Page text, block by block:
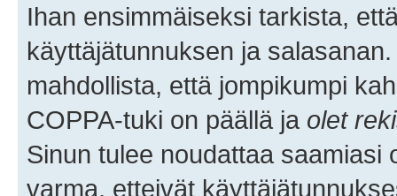
Ihan ensimmäiseksi tarkista,
käyttäjätunnuksen ja
mahdollista, että jompikumpi
COPPA-tuki on päällä ja olet
Sinun tulee noudattaa saamiasi
varma, etteivät